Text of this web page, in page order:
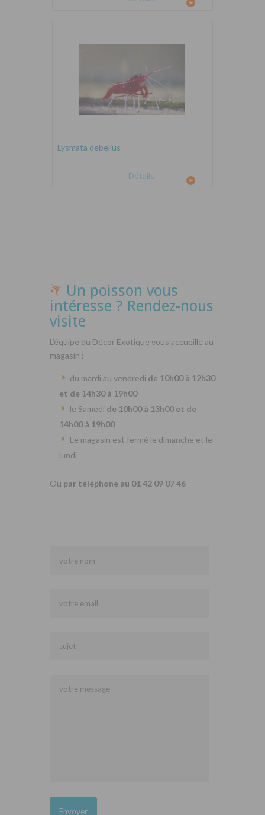
Lysmata debelius
Détails
Un poisson vous
intéresse ? Rendez-nous
visite
L’équipe du Décor Exotique vous accueille au
magasin :
du mardi au vendredi de 10h00 à 12h30
et de 14h30 à 19h00
le Samedi de 10h00 à 13h00 et de
14h00 à 19h00
Le magasin est fermé le dimanche et le
lundi
Ou par téléphone au 01 42 09 07 46